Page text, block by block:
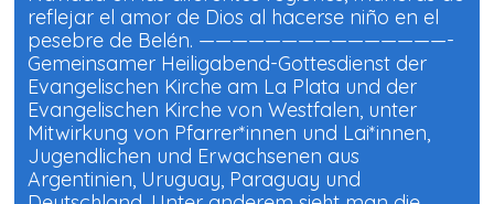
reflejar el amor de Dios al hacerse niño en el
pesebre de Belén. ———————————————-
Gemeinsamer Heiligabend-Gottesdienst der
Evangelischen Kirche am La Plata und der
Evangelischen Kirche von Westfalen, unter
Mitwirkung von Pfarrer*innen und Lai*innen,
Jugendlichen und Erwachsenen aus
Argentinien, Uruguay, Paraguay und